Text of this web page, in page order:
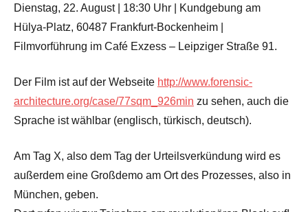
Dienstag, 22. August | 18:30 Uhr | Kundgebung am
Hülya-Platz, 60487 Frankfurt-Bockenheim |
Filmvorführung im Café Exzess – Leipziger Straße 91.
Der Film ist auf der Webseite http://www.forensic-
architecture.org/case/77sqm_926min zu sehen, auch die
Sprache ist wählbar (englisch, türkisch, deutsch).
Am Tag X, also dem Tag der Urteilsverkündung wird es
außerdem eine Großdemo am Ort des Prozesses, also in
München, geben.